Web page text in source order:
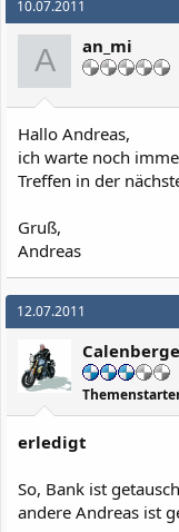
10.07.2011
A an_mi
Hallo Andreas,
ich warte noch
Treffen in der
Gruß,
Andreas
12.07.2011
erledigt
So, Bank ist
andere Andreas ist